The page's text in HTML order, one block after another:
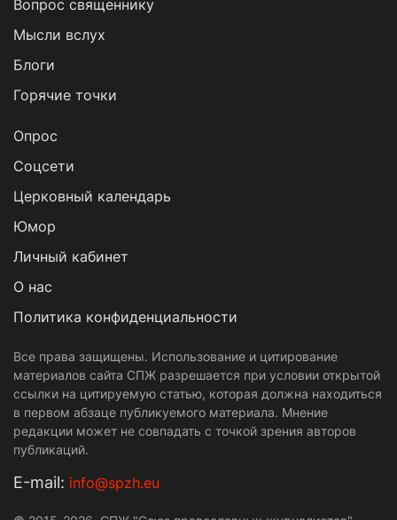
Вопрос священнику
Мысли вслух
Блоги
Горячие точки
Опрос
Cоцсети
Церковный календарь
Юмор
Личный кабинет
О нас
Политика конфиденциальности
Все права защищены. Использование и цитирование
материалов сайта СПЖ разрешается при условии открытой
ссылки на цитируемую статью, которая должна находиться
в первом абзаце публикуемого материала. Мнение
редакции может не совпадать с точкой зрения авторов
публикаций.
Е-mail: info@spzh.eu